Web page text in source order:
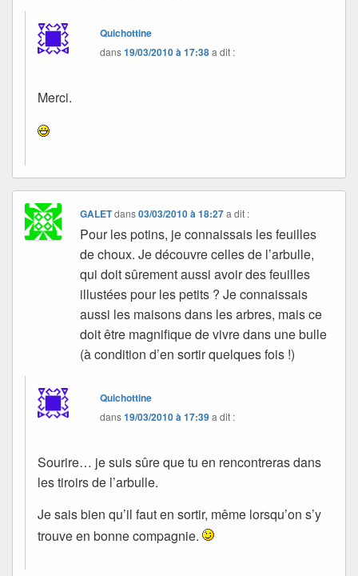
Quichottine
dans19/03/2010 à 17:38a dit :
Merci.
GALETdans03/03/2010 à 18:27 a dit :
Pour les potins, je connaissais les feuilles
de choux. Je découvre celles de l’arbulle,
qui doit sûrement aussi avoir des feuilles
illustées pour les petits ? Je connaissais
aussi les maisons dans les arbres, mais ce
doit être magnifique de vivre dans une bulle
(à condition d’en sortir quelques fois !)
Quichottine
dans19/03/2010 à 17:39a dit :
Sourire… je suis sûre que tu en rencontreras dans
les tiroirs de l’arbulle.
Je sais bien qu’il faut en sortir, même lorsqu’on s’y
trouve en bonne compagnie.